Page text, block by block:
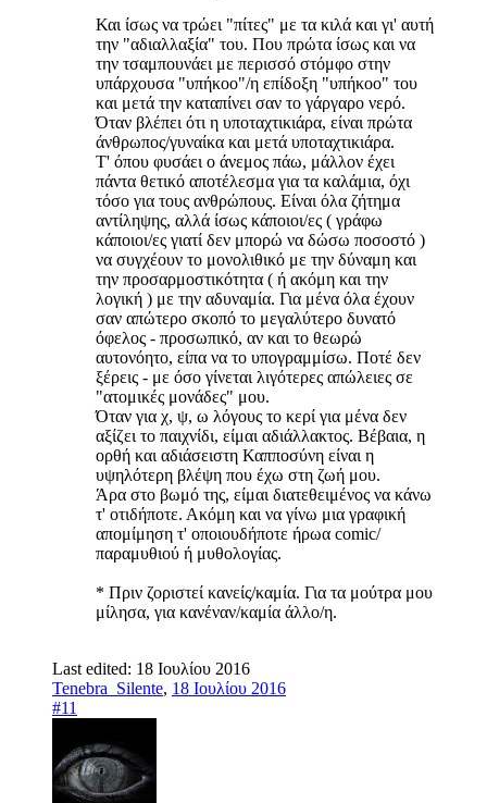
Και ίσως να τρώει "πίτες" με τα κιλά και γι' αυτή
την "αδιαλλαξία" του. Που πρώτα ίσως και να
την τσαμπουνάει με περισσό στόμφο στην
υπάρχουσα "υπήκοο"/η επίδοξη "υπήκοο" του
και μετά την καταπίνει σαν το γάργαρο νερό.
Όταν βλέπει ότι η υποταχτικιάρα, είναι πρώτα
άνθρωπος/γυναίκα και μετά υποταχτικιάρα.
Τ' όπου φυσάει ο άνεμος πάω, μάλλον έχει
πάντα θετικό αποτέλεσμα για τα καλάμια, όχι
τόσο για τους ανθρώπους. Είναι όλα ζήτημα
αντίληψης, αλλά ίσως κάποιοι/ες ( γράφω
κάποιοι/ες γιατί δεν μπορώ να δώσω ποσοστό )
να συγχέουν το μονολιθικό με την δύναμη και
την προσαρμοστικότητα ( ή ακόμη και την
λογική ) με την αδυναμία. Για μένα όλα έχουν
σαν απώτερο σκοπό το μεγαλύτερο δυνατό
όφελος - προσωπικό, αν και το θεωρώ
αυτονόητο, είπα να το υπογραμμίσω. Ποτέ δεν
ξέρεις - με όσο γίνεται λιγότερες απώλειες σε
"ατομικές μονάδες" μου.
Όταν για χ, ψ, ω λόγους το κερί για μένα δεν
αξίζει το παιχνίδι, είμαι αδιάλλακτος. Βέβαια, η
ορθή και αδιάσειστη Καπποσύνη είναι η
υψηλότερη βλέψη που έχω στη ζωή μου.
Άρα στο βωμό της, είμαι διατεθειμένος να κάνω
τ' οτιδήποτε. Ακόμη και να γίνω μια γραφική
απομίμηση τ' οποιουδήποτε ήρωα comic/
παραμυθιού ή μυθολογίας.
* Πριν ζοριστεί κανείς/καμία. Για τα μούτρα μου
μίλησα, για κανέναν/καμία άλλο/η.
Last edited: 18 Ιουλίου 2016
Tenebra_Silente, 18 Ιουλίου 2016
#11